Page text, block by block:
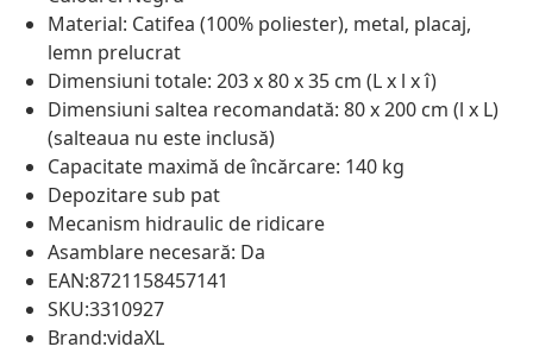
Material: Catifea (100% poliester), metal, placaj,
lemn prelucrat
Dimensiuni totale: 203 x 80 x 35 cm (L x l x î)
Dimensiuni saltea recomandată: 80 x 200 cm (l x L)
(salteaua nu este inclusă)
Capacitate maximă de încărcare: 140 kg
Depozitare sub pat
Mecanism hidraulic de ridicare
Asamblare necesară: Da
EAN:8721158457141
SKU:3310927
Brand:vidaXL